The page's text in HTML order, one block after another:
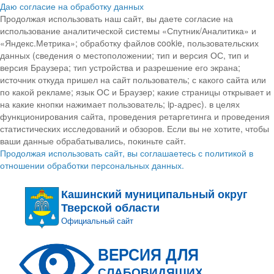
Даю согласие на обработку данных
Продолжая использовать наш сайт, вы даете согласие на
использование аналитической системы «Спутник/Аналитика» и
«Яндекс.Метрика»; обработку файлов cookie, пользовательских
данных (сведения о местоположении; тип и версия ОС, тип и
версия Браузера; тип устройства и разрешение его экрана;
источник откуда пришел на сайт пользователь; с какого сайта или
по какой рекламе; язык ОС и Браузер; какие страницы открывает и
на какие кнопки нажимает пользователь; ip-адрес). в целях
функционирования сайта, проведения ретаргетинга и проведения
статистических исследований и обзоров. Если вы не хотите, чтобы
ваши данные обрабатывались, покиньте сайт.
Продолжая использовать сайт, вы соглашаетесь с политикой в
отношении обработки персональных данных.